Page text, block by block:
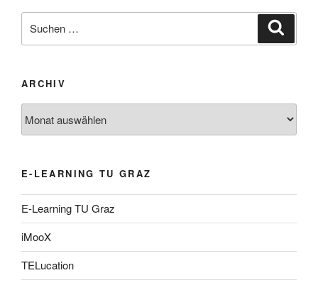
nach:
ARCHIV
E-LEARNING TU GRAZ
E-Learning TU Graz
iMooX
TELucation